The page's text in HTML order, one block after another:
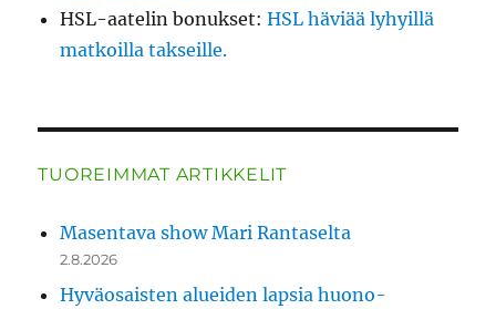
HSL-aatelin bonukset:HSL häviää lyhyillä
matkoilla takseille.
TUOREIMMAT ARTIKKELIT
Masentava show Mari Rantaselta
2.8.2026
Hyväosaisten alueiden lapsia huono-